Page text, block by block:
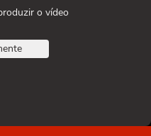
o vídeo